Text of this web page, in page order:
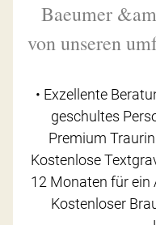
Baeumer
von unseren
• Exzellente
geschultes
Premium
Kostenlose
12 Monaten für ein
Kostenloser